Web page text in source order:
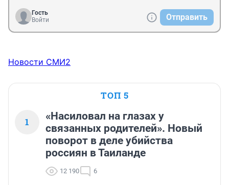
Гость
Войти
Отправить
Новости СМИ2
ТОП 5
1
«Насиловал на глазах у
связанных родителей». Новый
поворот в деле убийства
россиян в Таиланде
12 190 6